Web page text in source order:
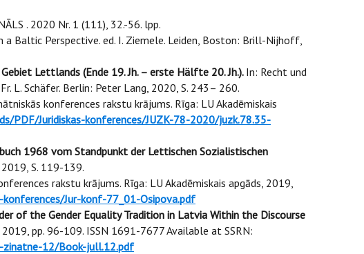
. 2020 Nr. 1 (111), 32.-56. lpp.
Baltic Perspective. ed. I. Ziemele. Leiden, Boston: Brill-Nijhoff,
Lettlands (Ende 19. Jh. – erste Hälfte 20. Jh.). In: Recht und
L. Schäfer. Berlin: Peter Lang, 2020, S. 243– 260.
konferences rakstu krājums. Rīga: LU Akadēmiskais
PDF/Juridiskas-konferences/JUZK-78-2020/juzk.78.35-
1968 vom Standpunkt der Lettischen Sozialistischen
S. 119-139.
rakstu krājums. Rīga: LU Akadēmiskais apgāds, 2019,
Jur-konf-77_01-Osipova.pdf
of the Gender Equality Tradition in Latvia Within the Discourse
pp. 96-109. ISSN 1691-7677 Available at SSRN:
zinatne-12/Book-jull.12.pdf